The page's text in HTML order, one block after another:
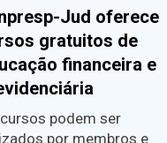
Jud oferece
gratuitos de
financeira e
podem ser
por membros e